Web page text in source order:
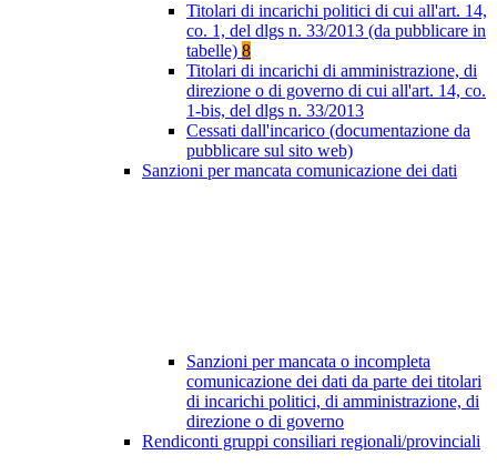
Titolari di incarichi politici di cui all'art. 14,
co. 1, del dlgs n. 33/2013 (da pubblicare in
tabelle) 8
Titolari di incarichi di amministrazione, di
direzione o di governo di cui all'art. 14, co.
1-bis, del dlgs n. 33/2013
Cessati dall'incarico (documentazione da
pubblicare sul sito web)
Sanzioni per mancata comunicazione dei dati
Sanzioni per mancata o incompleta
comunicazione dei dati da parte dei titolari
di incarichi politici, di amministrazione, di
direzione o di governo
Rendiconti gruppi consiliari regionali/provinciali